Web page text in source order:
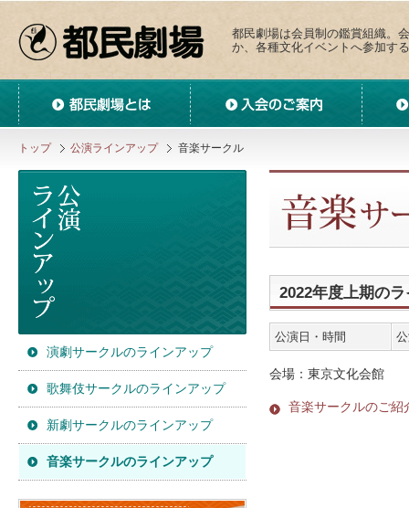
都民劇場は会員制の鑑賞組織。
か、各種文化イベントへ参加す
トップ 公演ラインアップ 音楽サークル
演劇サークルのラインアップ
歌舞伎サークルのラインアップ
新劇サークルのラインアップ
音楽サークルのラインアップ
2022年度上期の
公演日・時間
会場：東京文化会館
音楽サークルのご紹